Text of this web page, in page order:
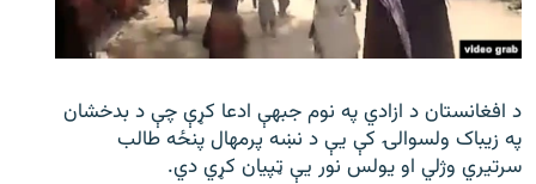
د افغانستان د ازادي په نوم جبهې ادعا کړې چې د بدخشان
په زیباک ولسوالۍ کې يې د نښه پرمهال پنځه طالب
سرتیري وژلي او یولس نور يې ټپیان کړي دي.